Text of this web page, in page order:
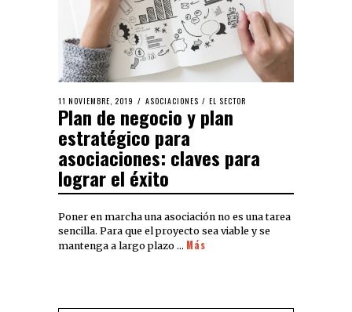
11 NOVIEMBRE, 2019 ASOCIACIONES / EL SECTOR
Plan de negocio y plan
estratégico para
asociaciones: claves para
lograr el éxito
Poner en marcha una asociación no es una tarea
sencilla. Para que el proyecto sea viable y se
mantenga a largo plazo … Más